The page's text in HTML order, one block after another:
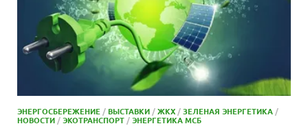
ЭНЕРГОСБЕРЕЖЕНИЕ /ВЫСТАВКИ /ЖКХ /ЗЕЛЕНАЯ ЭНЕРГЕТИКА /
НОВОСТИ /ЭКОТРАНСПОРТ /ЭНЕРГЕТИКА МСБ